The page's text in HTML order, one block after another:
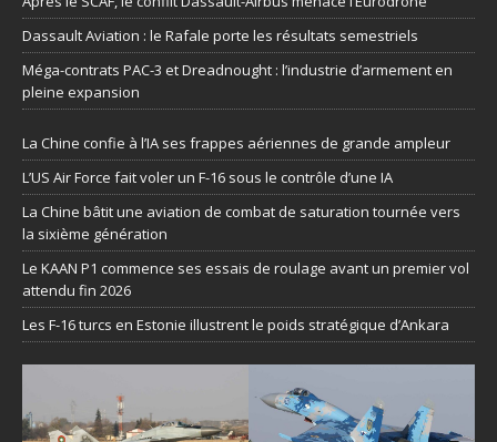
Dassault Aviation : le Rafale porte les résultats semestriels
Méga-contrats PAC-3 et Dreadnought : l’industrie d’armement en
pleine expansion
La Chine confie à l’IA ses frappes aériennes de grande ampleur
L’US Air Force fait voler un F-16 sous le contrôle d’une IA
La Chine bâtit une aviation de combat de saturation tournée vers
la sixième génération
Le KAAN P1 commence ses essais de roulage avant un premier vol
attendu fin 2026
Les F-16 turcs en Estonie illustrent le poids stratégique d’Ankara